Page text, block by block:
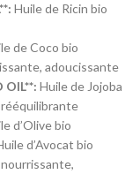
Huile de Ricin bio
de Coco bio
adoucissante
OIL**: Huile de Jojoba
d’Olive bio
d’Avocat bio